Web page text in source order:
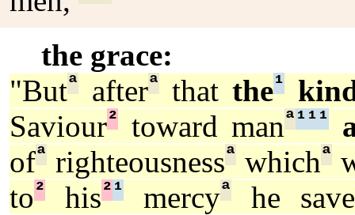
the grace:
"Butª afterª thatthe¹
Saviour² toward manª¹ ¹ ¹
ofª righteousnessª whichª
to² his²¹ mercyª
he